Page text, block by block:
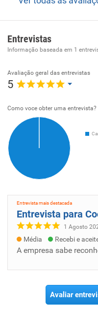
Entrevistas
Informação baseada em 1
Avaliação geral das entrevistas
5
Como voce obter uma entrevista?
Entrevista mais destacada
Entrevista para
1 Agosto
Média Recebi e
Avaliar